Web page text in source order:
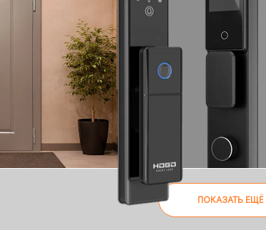
ПОКАЗАТЬ ЕЩЁ